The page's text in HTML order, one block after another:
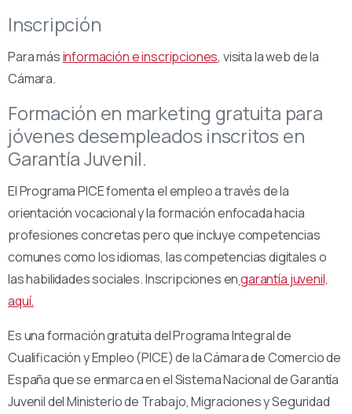
Inscripción
Para másinformación e inscripciones, visita la web de la
Cámara.
Formación en marketing gratuita para
jóvenes desempleados inscritos en
Garantía Juvenil.
El Programa PICE fomenta el empleo a través de la
orientación vocacional y la formación enfocada hacia
profesiones concretas pero que incluye competencias
comunes como los idiomas, las competencias digitales o
las habilidades sociales. Inscripciones engarantía juvenil,
aquí.
Es una formación gratuita del Programa Integral de
Cualificación y Empleo (PICE) de la Cámara de Comercio de
España que se enmarca en el Sistema Nacional de Garantía
Juvenil del Ministerio de Trabajo, Migraciones y Seguridad